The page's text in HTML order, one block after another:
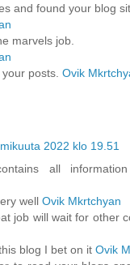
and found your blog
marvels job.
posts. Ovik
2022 klo 19.51
all
well Ovik Mkrtchyan
job will wait for other
blog I bet on it Ovik